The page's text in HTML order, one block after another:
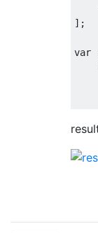
}
];
var